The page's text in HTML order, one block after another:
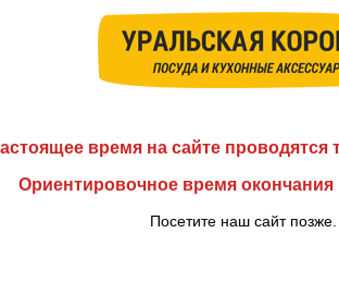
время на сайте проводятся
Ориентировочное время окончания
Посетите наш сайт позже.